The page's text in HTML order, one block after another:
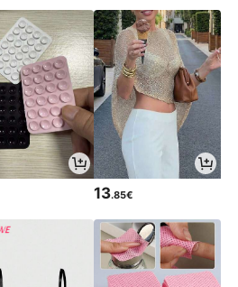
13.85€